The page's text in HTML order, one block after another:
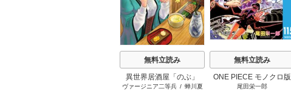
無料立読み
異世界居酒屋「のぶ」
ヴァージニア二等兵/ 蝉川夏
無料立読み
ONE PIECE モノクロ版
尾田栄一郎